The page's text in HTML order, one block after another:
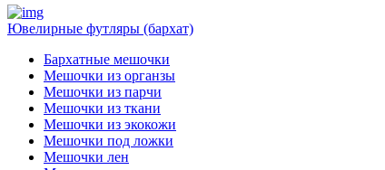
Ювелирные футляры (бархат)
Бархатные мешочки
Мешочки из органзы
Мешочки из парчи
Мешочки из ткани
Мешочки из экокожи
Мешочки под ложки
Мешочки лен